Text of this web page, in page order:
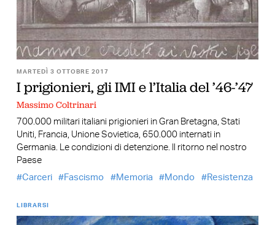
MARTEDÌ 3 OTTOBRE 2017
I prigionieri, gli IMI e l’Italia del ’46-’47
Massimo Coltrinari
700.000 militari italiani prigionieri in Gran Bretagna, Stati
Uniti, Francia, Unione Sovietica, 650.000 internati in
Germania. Le condizioni di detenzione. Il ritorno nel nostro
Paese
Carceri
Fascismo Memoria Mondo Resistenza
LIBRARSI